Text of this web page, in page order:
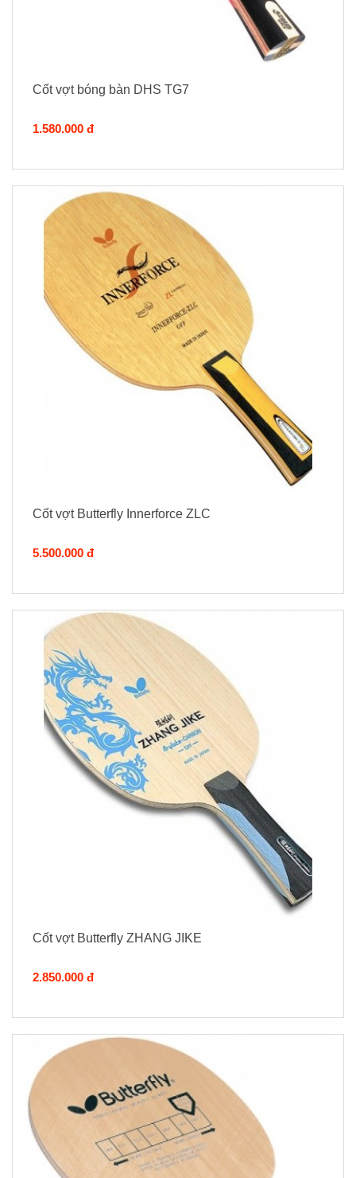
Cốt vợt bóng bàn DHS TG7
1.580.000 đ
Cốt vợt Butterfly Innerforce ZLC
5.500.000 đ
Cốt vợt Butterfly ZHANG JIKE
2.850.000 đ